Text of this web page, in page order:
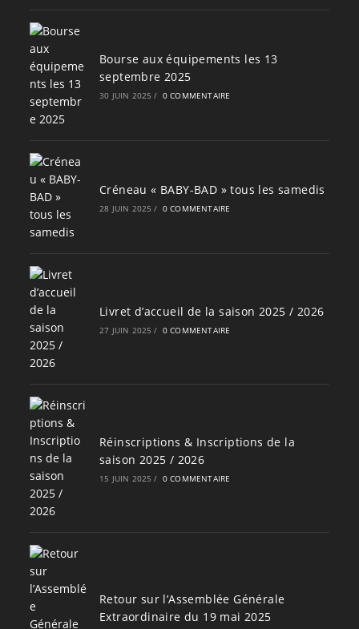
Bourse aux équipements les 13
septembre 2025
30 JUIN 2025 / 0 COMMENTAIRE
Créneau « BABY-BAD » tous les samedis
28 JUIN 2025 / 0 COMMENTAIRE
Livret d’accueil de la saison 2025 / 2026
27 JUIN 2025 / 0 COMMENTAIRE
Réinscriptions & Inscriptions de la
saison 2025 / 2026
15 JUIN 2025 / 0 COMMENTAIRE
Retour sur l’Assemblée Générale
Extraordinaire du 19 mai 2025